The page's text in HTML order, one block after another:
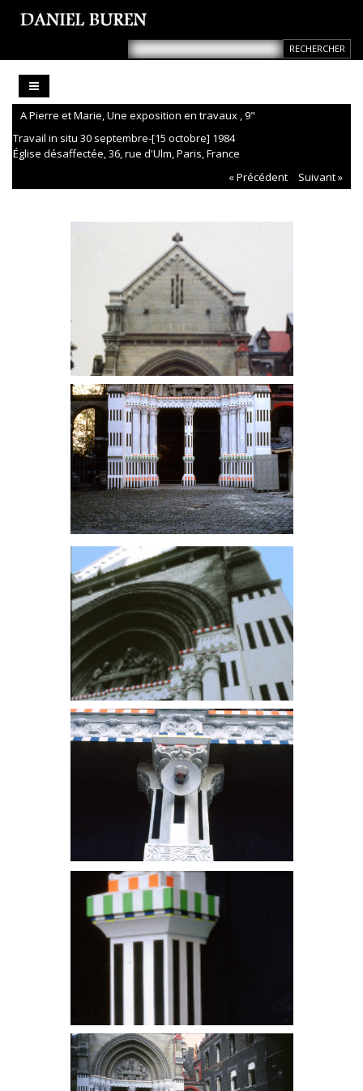
A Pierre et Marie, Une exposition en travaux , 9"
Travail in situ 30 septembre-[15 octobre] 1984
Église désaffectée, 36, rue d'Ulm, Paris, France
« Précédent
Suivant »